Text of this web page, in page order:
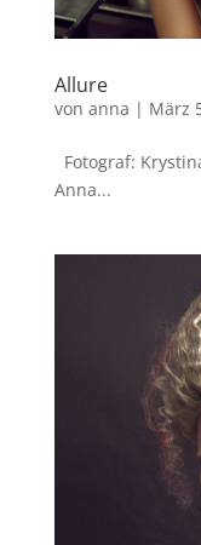
Allure
von anna | März
Fotograf:
Anna...